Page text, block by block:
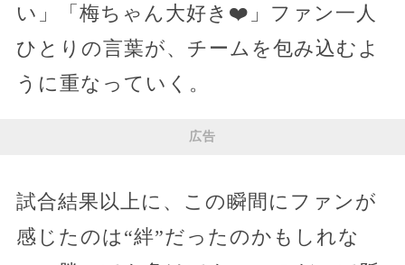
い」「梅ちゃん大好き❤️」ファン一人
ひとりの言葉が、チームを包み込むよ
うに重なっていく。
広告
試合結果以上に、この瞬間にファンが
感じたのは“絆”だったのかもしれな